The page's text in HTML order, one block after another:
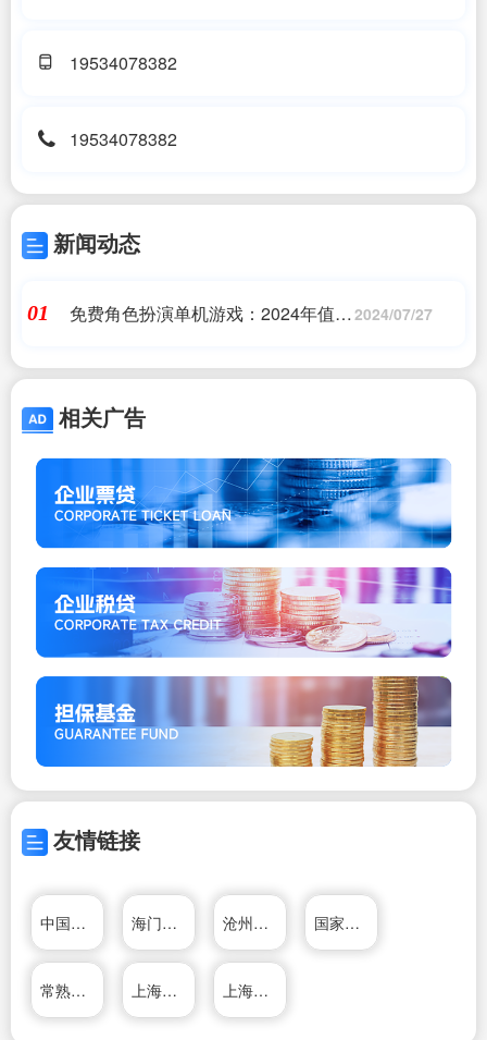
19534078382
19534078382
新闻动态
01
免费角色扮演单机游戏：2024年值得 2024/07/27
相关广告
友情链接
中国人力资源网 海门人力资源网 沧州人力资源网 国家开发投资公司
常熟经济技术开发区人力资源市场 上海发那科机器人有限公司 上海好施阀门有限公司